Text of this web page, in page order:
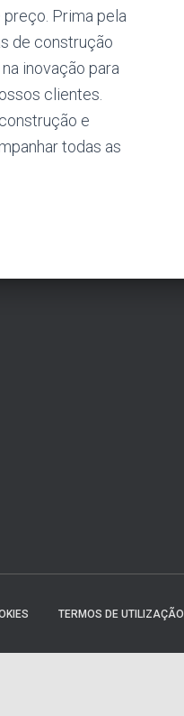
Prima pela
de construção
inovação para
clientes.
e
todas as
TERMOS DE UTILIZAÇÃO